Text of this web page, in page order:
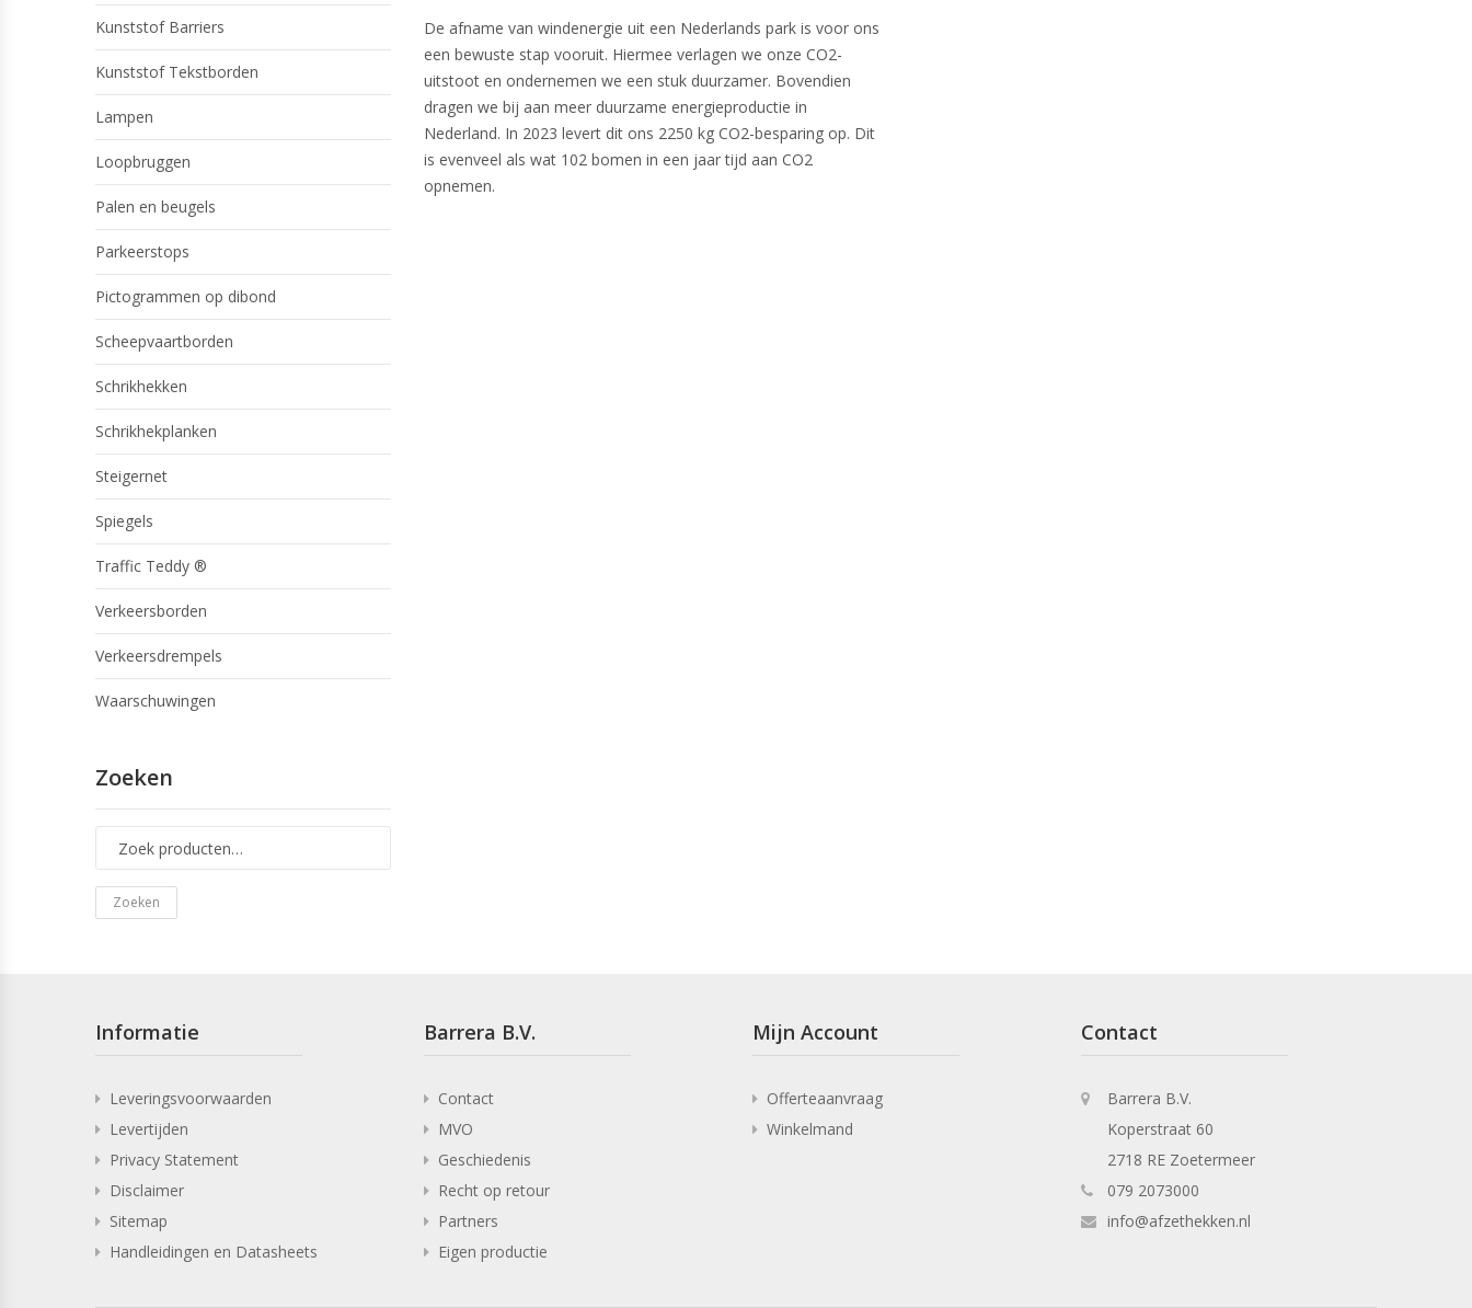
De afname van windenergie uit een Nederlands park is voor ons
een bewuste stap vooruit. Hiermee verlagen we onze CO2-
uitstoot en ondernemen we een stuk duurzamer. Bovendien
dragen we bij aan meer duurzame energieproductie in
Nederland. In 2023 levert dit ons 2250 kg CO2-besparing op. Dit
is evenveel als wat 102 bomen in een jaar tijd aan CO2
opnemen.
Kunststof Barriers
Kunststof Tekstborden
Lampen
Loopbruggen
Palen en beugels
Parkeerstops
Pictogrammen op dibond
Scheepvaartborden
Schrikhekken
Schrikhekplanken
Steigernet
Spiegels
Traffic Teddy ®
Verkeersborden
Verkeersdrempels
Waarschuwingen
Zoeken
Zoeken
Informatie
Leveringsvoorwaarden
Levertijden
Privacy Statement
Disclaimer
Sitemap
Handleidingen en Datasheets
Barrera B.V.
Contact
MVO
Geschiedenis
Recht op retour
Partners
Eigen productie
Mijn Account
Offerteaanvraag
Winkelmand
Contact
Barrera B.V.
Koperstraat 60
2718 RE Zoetermeer
079 2073000
info@afzethekken.nl